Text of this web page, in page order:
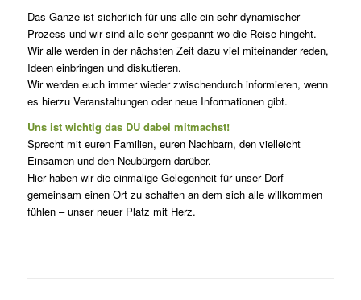
Das Ganze ist sicherlich für uns alle ein sehr dynamischer
Prozess und wir sind alle sehr gespannt wo die Reise hingeht.
Wir alle werden in der nächsten Zeit dazu viel miteinander reden,
Ideen einbringen und diskutieren.
Wir werden euch immer wieder zwischendurch informieren, wenn
es hierzu Veranstaltungen oder neue Informationen gibt.
Uns ist wichtig das DU dabei mitmachst!
Sprecht mit euren Familien, euren Nachbarn, den vielleicht
Einsamen und den Neubürgern darüber.
Hier haben wir die einmalige Gelegenheit für unser Dorf
gemeinsam einen Ort zu schaffen an dem sich alle willkommen
fühlen – unser neuer Platz mit Herz.